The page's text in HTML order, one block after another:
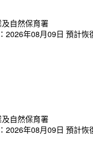
自然保育署
2026年08月09日 預計
自然保育署
2026年08月09日 預計